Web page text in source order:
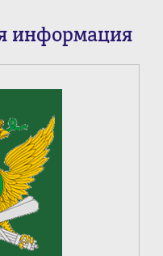
информация